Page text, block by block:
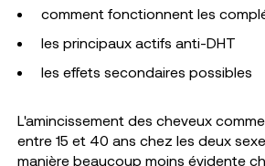
comment fonctionnent les
les principaux actifs anti-DHT
les effets secondaires possibles
L'amincissement des cheveux
entre 15 et 40 ans chez les deux
manière beaucoup moins évidente